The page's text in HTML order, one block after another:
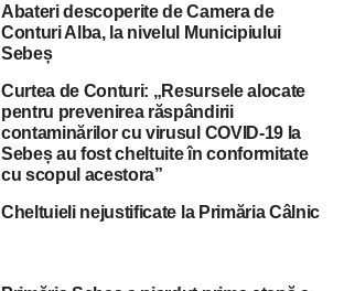
Abateri descoperite de Camera de
Conturi Alba, la nivelul Municipiului
Sebeș
Curtea de Conturi: „Resursele alocate
pentru prevenirea răspândirii
contaminărilor cu virusul COVID-19 la
Sebeș au fost cheltuite în conformitate
cu scopul acestora”
Cheltuieli nejustificate la Primăria Câlnic